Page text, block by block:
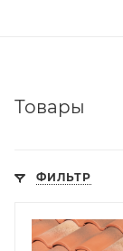
Товары
ФИЛЬТР